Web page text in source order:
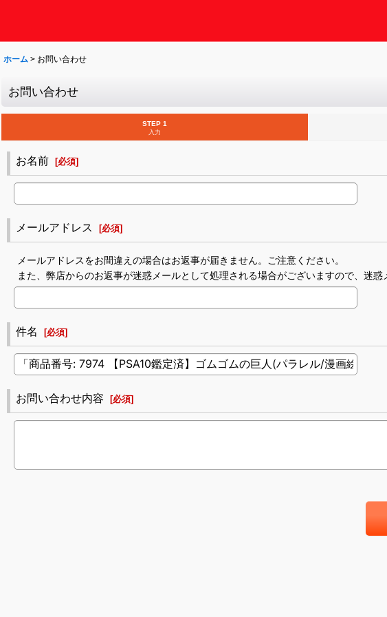
ホーム > お問い合わせ
お問い合わせ
STEP 1
入力
お名前 [必須]
メールアドレス [必須]
メールアドレスをお間違えの場合はお返事が届きません。ご注意ください。
また、弊店からのお返事が迷惑メールとして処理される場合がございますので、迷惑
件名 [必須]
お問い合わせ内容 [必須]